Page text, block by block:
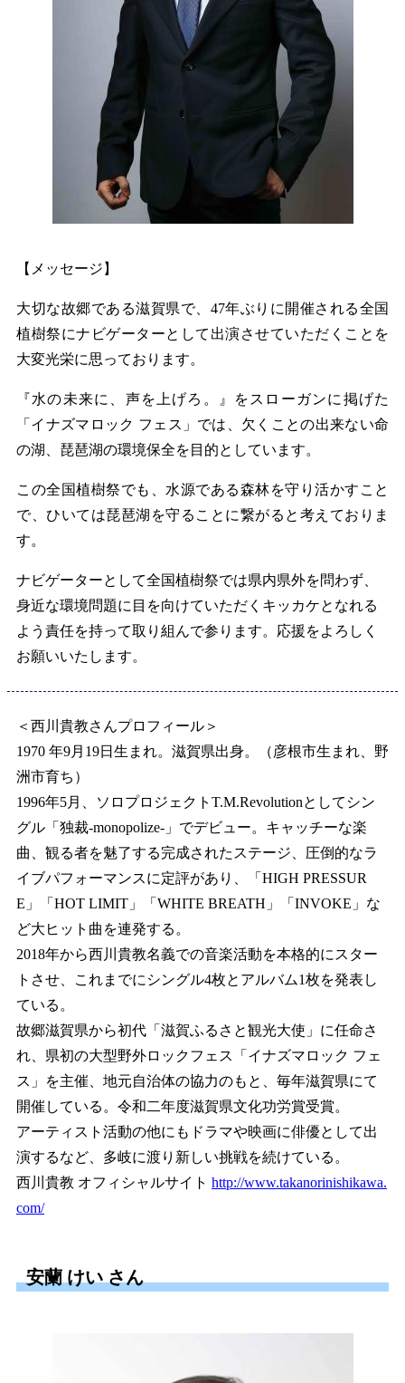
【メッセージ】
大切な故郷である滋賀県で、47年ぶりに開催される全国
植樹祭にナビゲーターとして出演させていただくことを
大変光栄に思っております。
『水の未来に、声を上げろ。』をスローガンに掲げた
「イナズマロック フェス」では、欠くことの出来ない命
の湖、琵琶湖の環境保全を目的としています。
この全国植樹祭でも、水源である森林を守り活かすこと
で、ひいては琵琶湖を守ることに繋がると考えておりま
す。
ナビゲーターとして全国植樹祭では県内県外を問わず、
身近な環境問題に目を向けていただくキッカケとなれる
よう責任を持って取り組んで参ります。応援をよろしく
お願いいたします。
＜西川貴教さんプロフィール＞
1970 年9月19日生まれ。滋賀県出身。（彦根市生まれ、野
洲市育ち）
1996年5月、ソロプロジェクトT.M.Revolutionとしてシン
グル「独裁-monopolize-」でデビュー。キャッチーな楽
曲、観る者を魅了する完成されたステージ、圧倒的なラ
イブパフォーマンスに定評があり、「HIGH PRESSUR
E」「HOT LIMIT」「WHITE BREATH」「INVOKE」な
ど大ヒット曲を連発する。
2018年から西川貴教名義での音楽活動を本格的にスター
トさせ、これまでにシングル4枚とアルバム1枚を発表し
ている。
故郷滋賀県から初代「滋賀ふるさと観光大使」に任命さ
れ、県初の大型野外ロックフェス「イナズマロック フェ
ス」を主催、地元自治体の協力のもと、毎年滋賀県にて
開催している。令和二年度滋賀県文化功労賞受賞。
アーティスト活動の他にもドラマや映画に俳優として出
演するなど、多岐に渡り新しい挑戦を続けている。
西川貴教 オフィシャルサイト http://www.takanorinishikawa.
com/
安蘭 けい さん